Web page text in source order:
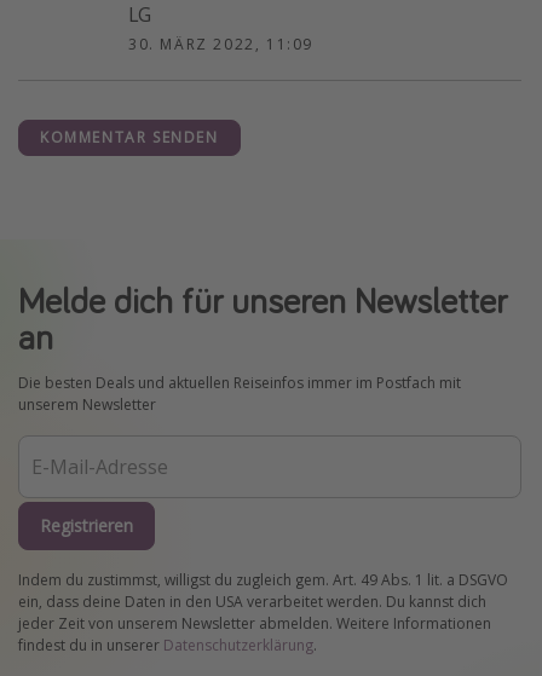
LG
30. MÄRZ 2022, 11:09
KOMMENTAR SENDEN
Melde dich für unseren Newsletter
an
Die besten Deals und aktuellen Reiseinfos immer im Postfach mit
unserem Newsletter
Registrieren
Indem du zustimmst, willigst du zugleich gem. Art. 49 Abs. 1 lit. a DSGVO
ein, dass deine Daten in den USA verarbeitet werden. Du kannst dich
jeder Zeit von unserem Newsletter abmelden. Weitere Informationen
findest du in unserer Datenschutzerklärung.